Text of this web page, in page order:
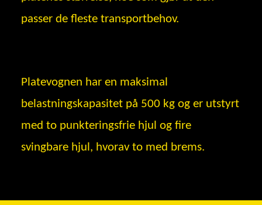
passer de fleste transportbehov.
Platevognen har en maksimal
belastningskapasitet på 500 kg og er utstyrt
med to punkteringsfrie hjul og fire
svingbare hjul, hvorav to med brems.